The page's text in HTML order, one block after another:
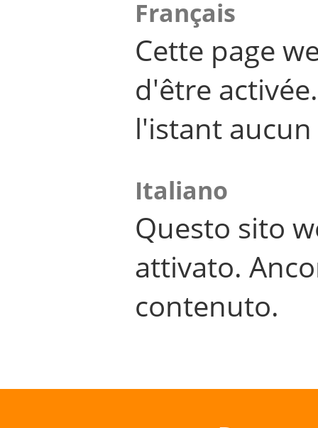
Français
Cette page
d'être
l'istant
Italiano
Questo sito
attivato.
contenuto.